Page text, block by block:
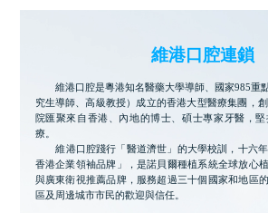
維港口腔連鎖
維港口腔是粵港知名醫藥大學導師、國家985重
究生導師、高級教授）成立的香港大型醫療集團，
院匯聚來自香港、內地的博士、碩士專家牙醫，
療。
維港口腔踐行「醫道濟世」的大學校訓，十六
香港企業領袖品牌」，是諾貝爾種植系統全球放心
與廣東衛視推薦品牌，服務超過三十個國家和地區
區及周邊城市市民的歡迎與信任。